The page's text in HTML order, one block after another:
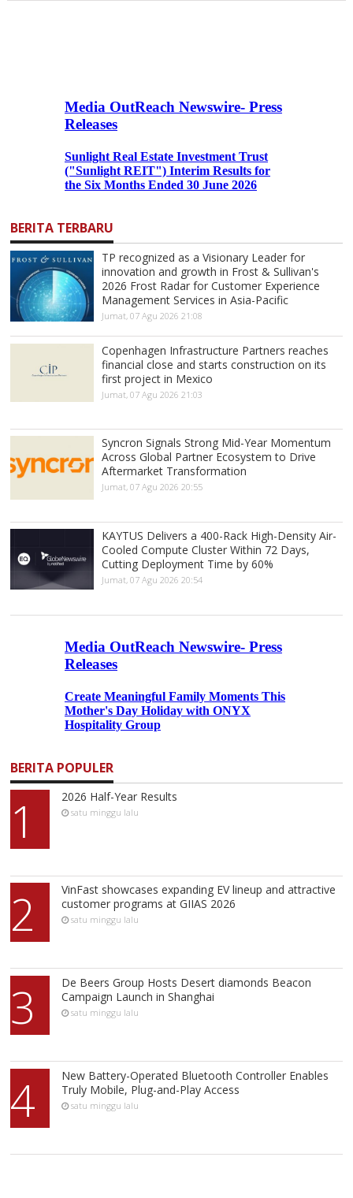
BERITA TERBARU
TP recognized as a Visionary Leader for
innovation and growth in Frost & Sullivan's
2026 Frost Radar for Customer Experience
Management Services in Asia-Pacific
Jumat, 07 Agu 2026 21:08
Copenhagen Infrastructure Partners reaches
financial close and starts construction on its
first project in Mexico
Jumat, 07 Agu 2026 21:03
Syncron Signals Strong Mid-Year Momentum
Across Global Partner Ecosystem to Drive
Aftermarket Transformation
Jumat, 07 Agu 2026 20:55
KAYTUS Delivers a 400-Rack High-Density Air-
Cooled Compute Cluster Within 72 Days,
Cutting Deployment Time by 60%
Jumat, 07 Agu 2026 20:54
BERITA POPULER
1 2026 Half-Year Results
satu minggu lalu
2
VinFast showcases expanding EV lineup and attractive
customer programs at GIIAS 2026
satu minggu lalu
3
De Beers Group Hosts Desert diamonds Beacon
Campaign Launch in Shanghai
satu minggu lalu
4
New Battery-Operated Bluetooth Controller Enables
Truly Mobile, Plug-and-Play Access
satu minggu lalu